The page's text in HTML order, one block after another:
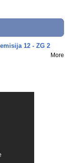
12 - ZG 2
More